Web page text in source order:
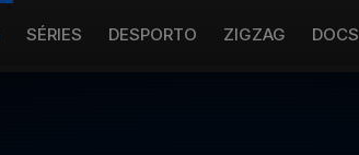
SÉRIES DESPORTO ZIGZAG DOCS